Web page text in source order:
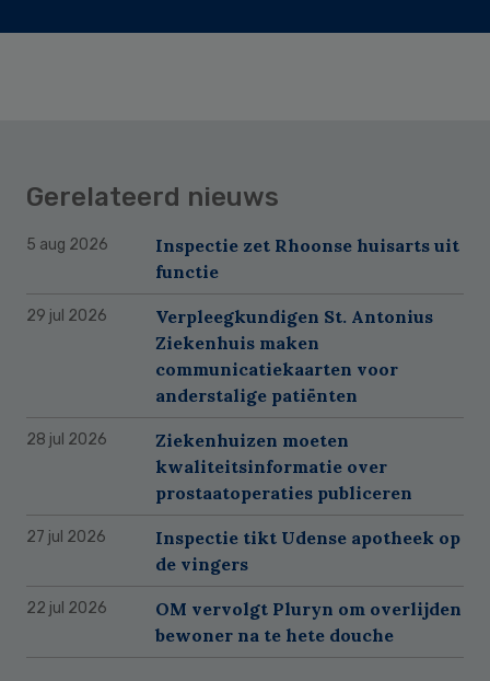
Gerelateerd nieuws
5 aug 2026
Inspectie zet Rhoonse huisarts uit
functie
29 jul 2026
Verpleegkundigen St. Antonius
Ziekenhuis maken
communicatiekaarten voor
anderstalige patiënten
28 jul 2026
Ziekenhuizen moeten
kwaliteitsinformatie over
prostaatoperaties publiceren
27 jul 2026
Inspectie tikt Udense apotheek op
de vingers
22 jul 2026
OM vervolgt Pluryn om overlijden
bewoner na te hete douche